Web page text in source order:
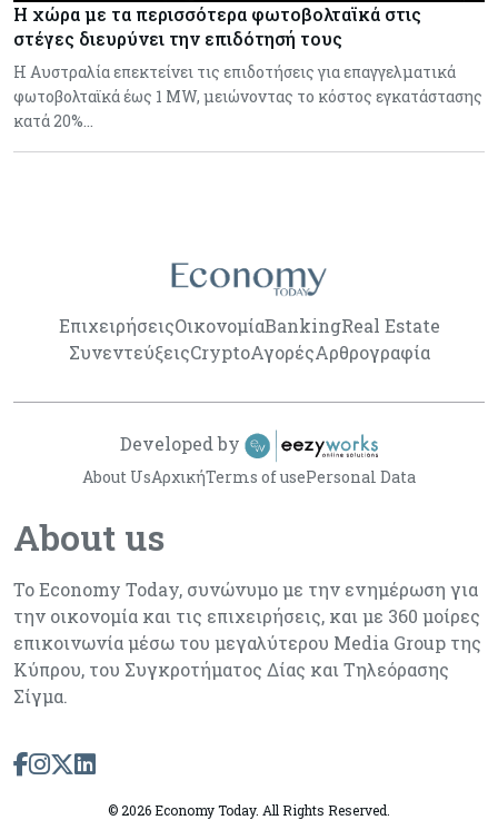
Η χώρα με τα περισσότερα φωτοβολταϊκά στις
στέγες διευρύνει την επιδότησή τους
Η Αυστραλία επεκτείνει τις επιδοτήσεις για επαγγελματικά
φωτοβολταϊκά έως 1 MW, μειώνοντας το κόστος εγκατάστασης
κατά 20%…
ΕπιχειρήσειςΟικονομίαBankingReal Estate
ΣυνεντεύξειςCryptoΑγορέςΑρθρογραφία
About us
Το Economy Today, συνώνυμο με την ενημέρωση για
την οικονομία και τις επιχειρήσεις, και με 360 μοίρες
επικοινωνία μέσω του μεγαλύτερου Media Group της
Κύπρου, του Συγκροτήματος Δίας και Τηλεόρασης
Σίγμα.
About UsΑρχικήTerms of usePersonal Data
Developed by
©2026 Economy Today. All Rights Reserved.